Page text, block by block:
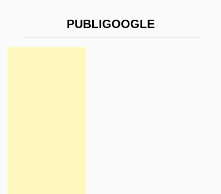
PUBLIGOOGLE